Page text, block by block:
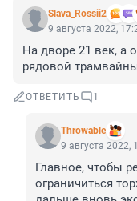
Slava_Rossii2
9 августа 2022,
На дворе 21 век, а
рядовой
ОТВЕТИТЬ 1
Throwable
9 августа 2022,
Главное, чтобы
ограничиться